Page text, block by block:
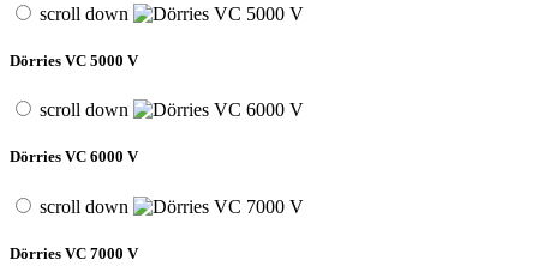
scroll down
Dörries VC 5000 V
scroll down
Dörries VC 6000 V
scroll down
Dörries VC 7000 V